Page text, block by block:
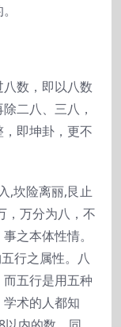
数，即以八数
二八、三八，
即坤卦，更不
,坎险离丽,艮止
，万分为八，不
之本体性情。
行之属性。八
五行是用五种
术的人都知